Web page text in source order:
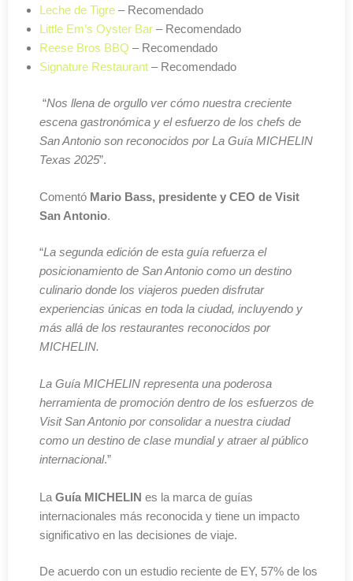
Leche de Tigre – Recomendado
Little Em’s Oyster Bar – Recomendado
Reese Bros BBQ – Recomendado
Signature Restaurant – Recomendado
“Nos llena de orgullo ver cómo nuestra creciente
escena gastronómica y el esfuerzo de los chefs de
San Antonio son reconocidos por La Guía MICHELIN
Texas 2025”.
Comentó Mario Bass, presidente y CEO de Visit
San Antonio.
“La segunda edición de esta guía refuerza el
posicionamiento de San Antonio como un destino
culinario donde los viajeros pueden disfrutar
experiencias únicas en toda la ciudad, incluyendo y
más allá de los restaurantes reconocidos por
MICHELIN.
La Guía MICHELIN representa una poderosa
herramienta de promoción dentro de los esfuerzos de
Visit San Antonio por consolidar a nuestra ciudad
como un destino de clase mundial y atraer al público
internacional.”
La Guía MICHELIN es la marca de guías
internacionales más reconocida y tiene un impacto
significativo en las decisiones de viaje.
De acuerdo con un estudio reciente de EY, 57% de los